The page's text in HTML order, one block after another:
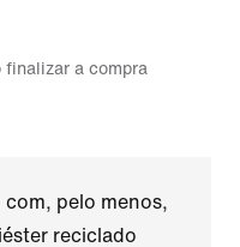
finalizar a compra
pelo menos,
reciclado